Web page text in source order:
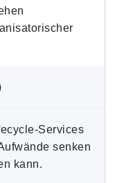
Services
senken
kann.